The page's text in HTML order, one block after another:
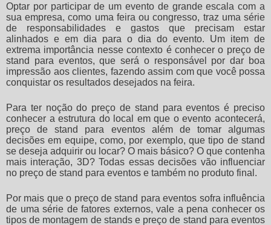
Optar por participar de um evento de grande escala com a
sua empresa, como uma feira ou congresso, traz uma série
de responsabilidades e gastos que precisam estar
alinhados e em dia para o dia do evento. Um item de
extrema importância nesse contexto é conhecer o preço de
stand para eventos, que será o responsável por dar boa
impressão aos clientes, fazendo assim com que você possa
conquistar os resultados desejados na feira.
Para ter noção do preço de stand para eventos é preciso
conhecer a estrutura do local em que o evento acontecerá,
preço de stand para eventosalém de tomar algumas
decisões em equipe, como, por exemplo, que tipo de stand
se deseja adquirir ou locar? O mais básico? O que contenha
mais interação, 3D? Todas essas decisões vão influenciar
no preço de stand para eventos e também no produto final.
Por mais que o preço de stand para eventos sofra influência
de uma série de fatores externos, vale a pena conhecer os
tipos de montagem de stands e preço de stand para eventos